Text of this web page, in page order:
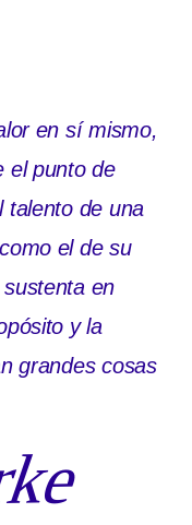
en sí mismo,
el punto de
talento de una
el de su
en
y la
grandes cosas